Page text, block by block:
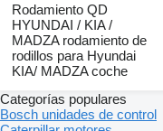
Rodamiento QD
HYUNDAI / KIA /
MADZA rodamiento de
rodillos para Hyundai
KIA/ MADZA coche
Categorías populares
Bosch unidades de control